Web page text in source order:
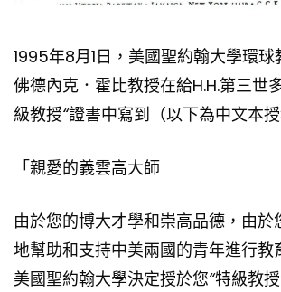
1995年8月1日，美國聖約翰大學環
佛德內克．霍比教授在給H.H.第三世
級教授“證書中寫到（以下為中文本
「親愛的義雲高大師
由於您的博大才學和崇高品德，由於
地幫助和支持中美兩國的青年進行教
美國聖約翰大學決定授於您“特級教授